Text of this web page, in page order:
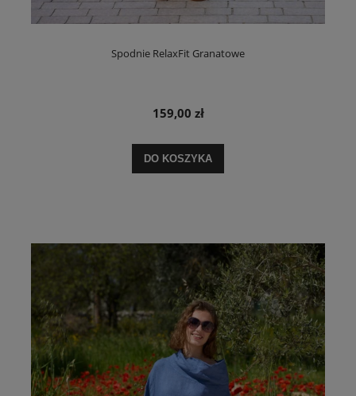
Spodnie RelaxFit Granatowe
159,00 zł
DO KOSZYKA